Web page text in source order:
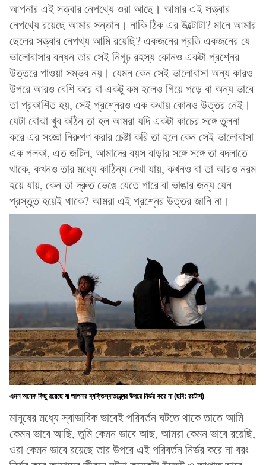
আপনার এই সত্ত্বার নেপথ্যে ওরা আছে। আমার এই সত্ত্বার
নেপথ্যে রয়েছে আমার সন্তান। নাকি ঠিক এর উল্টোটা? মানে আমার
ছেলের সত্ত্বার নেপথ্য আমি রয়েছি? একজনের প্রতি একজনের যে
ভালোবাসার বন্ধন তার সেই নিগূঢ় রহস্য কোনও একটা প্রশ্নের
উত্তরে পাওয়া সম্ভব নয়। যেমন কেন সেই ভালোবাসা অন্য কারও
উপরে আরও বেশি করে বা একটু কম হলেও গিয়ে পড়ে বা অন্য ভাবে
তা প্রকাশিত হয়, সেই প্রশ্নেরও এক কথায় কোনও উত্তর নেই।
যেটা বোঝা খুব কঠিন তা হল আমরা যদি একটা কাচের সঙ্গে তুলনা
করে এর সংজ্ঞা নিরুপণ করার চেষ্টা করি তা হলে কেন সেই ভালোবাসা
এক পলকা, এত জটিল, আমাদের বয়স বাড়ার সঙ্গে সঙ্গে তা বদলাতে
থাকে, কখনও তার মধ্যে কাঠিন্য দেখা যায়, কখনও বা তা আরও নরম
হয়ে যায়, কেন তা দ্রুত ভেঙে যেতে পারে বা ভাঙার জন্য যেন
প্রস্তুত হয়েই থাকে? আমরা এই প্রশ্নের উত্তর জানি না।
এমন অনেক কিছু রয়েছে যা আপনার ব্যক্তিস্বাতন্ত্র্যের উপরে নির্ভর করে না (ছবি: রয়টার্স)
মানুষের মধ্যে স্বাভাবিক ভাবেই পরিবর্তন ঘটতে থাকে তাতে আমি
কেমন ভাবে আছি, তুমি কেমন ভাবে আছ, আমরা কেমন ভাবে রয়েছি,
ওরা কেমন ভাবে রয়েছে তার উপরে এই পরিবর্তন নির্ভর করে না বরং